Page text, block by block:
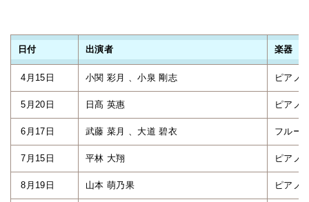
日付 出演者 楽器
4月15日 小関 彩月 、小泉 剛志 ピアノ
5月20日 日髙 英惠 ピアノ
6月17日 武藤 菜月 、大道 碧衣 フルー
7月15日 平林 大翔 ピアノ
8月19日 山本 萌乃果 ピアノ